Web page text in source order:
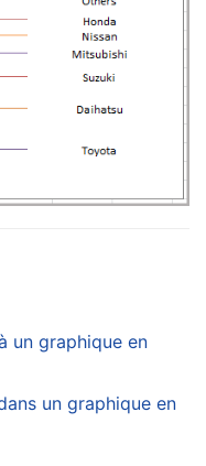
un graphique en
un graphique en